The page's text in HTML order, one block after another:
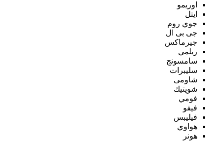
اوريمو
ايتل
جوي روم
جى بى ال
جيرماكس
ريلمي
سامسونج
سليبرات
شاومى
شويتيك
فومي
فيفو
فيليبس
هواوي
هونر